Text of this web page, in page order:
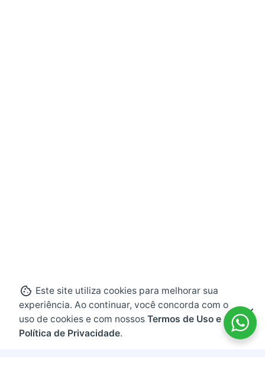
Este site utiliza cookies para melhorar sua
experiência. Ao continuar, você concorda com o
uso de cookies e com nossos Termos de Uso e
Política de Privacidade.